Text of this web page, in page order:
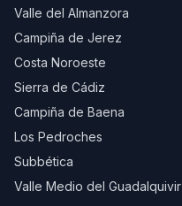
Valle del Almanzora
Campiña de Jerez
Costa Noroeste
Sierra de Cádiz
Campiña de Baena
Los Pedroches
Subbética
Valle Medio del Guadalquivir